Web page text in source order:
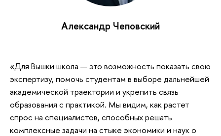
Александр Чеповский
«Для Вышки школа — это возможность показать свою
экспертизу, помочь студентам в выборе дальнейшей
академической траектории и укрепить связь
образования с практикой. Мы видим, как растет
спрос на специалистов, способных решать
комплексные задачи на стыке экономики и наук о